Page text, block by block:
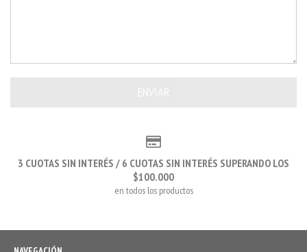
3 CUOTAS SIN INTERÉS / 6 CUOTAS SIN INTERÉS SUPERANDO LOS
$100.000
en todos los productos